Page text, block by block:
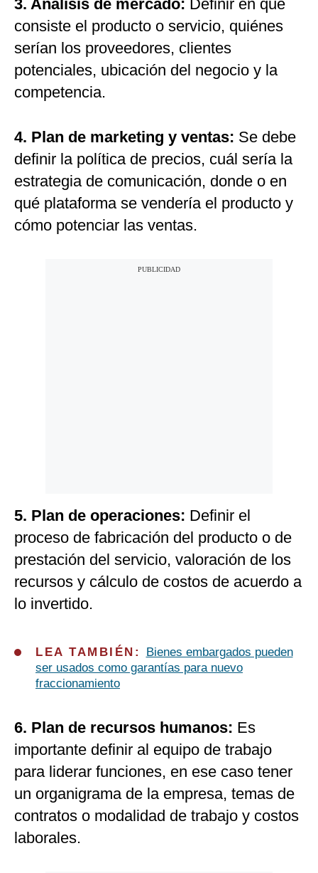
3. Análisis de mercado: Definir en qué
consiste el producto o servicio, quiénes
serían los proveedores, clientes
potenciales, ubicación del negocio y la
competencia.
4. Plan de marketing y ventas: Se debe
definir la política de precios, cuál sería la
estrategia de comunicación, donde o en
qué plataforma se vendería el producto y
cómo potenciar las ventas.
5. Plan de operaciones: Definir el
proceso de fabricación del producto o de
prestación del servicio, valoración de los
recursos y cálculo de costos de acuerdo a
lo invertido.
LEA TAMBIÉN:
Bienes embargados pueden
ser usados como garantías para nuevo
fraccionamiento
6. Plan de recursos humanos: Es
importante definir al equipo de trabajo
para liderar funciones, en ese caso tener
un organigrama de la empresa, temas de
contratos o modalidad de trabajo y costos
laborales.